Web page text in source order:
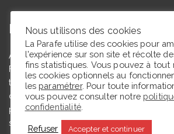
L’autrice
Agrégée de lettres modernes et docteure
Floriane Toussaint est maîtresse de
théâtrales à l’Université de Caen
comité du Syndicat de la critique. Ce blog,
pour but de partager des expériences de
spectatrice.
Nous utilisons des cookies
La Parafe utilise des cookies pour
l'expérience sur son site et récolte
fins statistiques. Vous pouvez à tout
les cookies optionnels au
les paramétrer. Pour toute
vous pouvez consulter notre
confidentialité.
Refuser Accepter et continuer